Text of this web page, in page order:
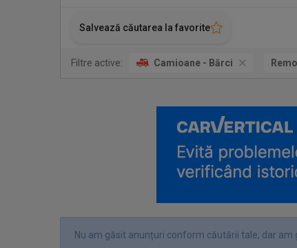
Salvează căutarea la favorite
Filtre active: Camioane - Bărci
Nu am găsit anunțuri conform căutării tale, dar